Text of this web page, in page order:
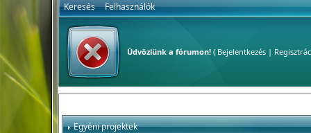
Keresés Felhasználók
Üdvözlünk a fórumon!( Bejelentkezés|
Egyéni projektek